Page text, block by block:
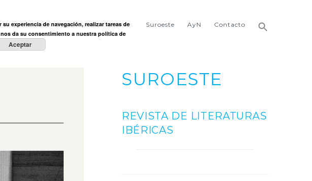
Prensa Entre viñas y castaños Suroeste AyN Contacto
SUROESTE
REVISTA DE LITERATURAS
IBÉRICAS
experiencia de navegación, realizar tareas de
da su consentimiento a nuestra política de
Aceptar